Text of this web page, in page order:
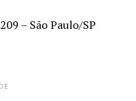
– São Paulo/SP